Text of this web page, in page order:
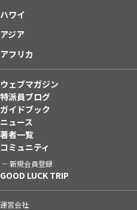
ハワイ
アジア
アフリカ
ウェブマガジン
特派員ブログ
ガイドブック
ニュース
著者一覧
コミュニティ
新規会員登録
GOOD LUCK TRIP
運営会社